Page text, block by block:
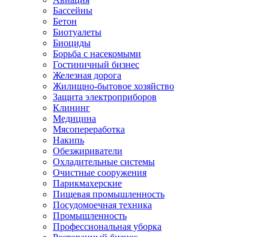
Бассейны
Бетон
Биотуалеты
Биоциды
Борьба с насекомыми
Гостиничный бизнес
Железная дорога
Жилищно-бытовое хозяйство
Защита электроприборов
Клининг
Медицина
Мясопереработка
Накипь
Обезжириватели
Охладительные системы
Очистные сооружения
Парикмахерские
Пищевая промышленность
Посудомоечная техника
Промышленность
Профессиональная уборка